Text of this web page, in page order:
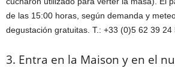
de las 15:00 horas, según demanda y
degustación gratuitas. T.: +33 (0)5 62 39 24
3. Entra en la Maison y en el